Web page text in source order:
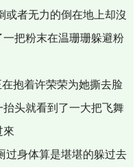
者无力的倒在地上却沒
把粉末在温珊珊躲避粉
抱着许荣荣为她撕去脸
抬头就看到了一大把飞舞
來
身体算是堪堪的躲过去